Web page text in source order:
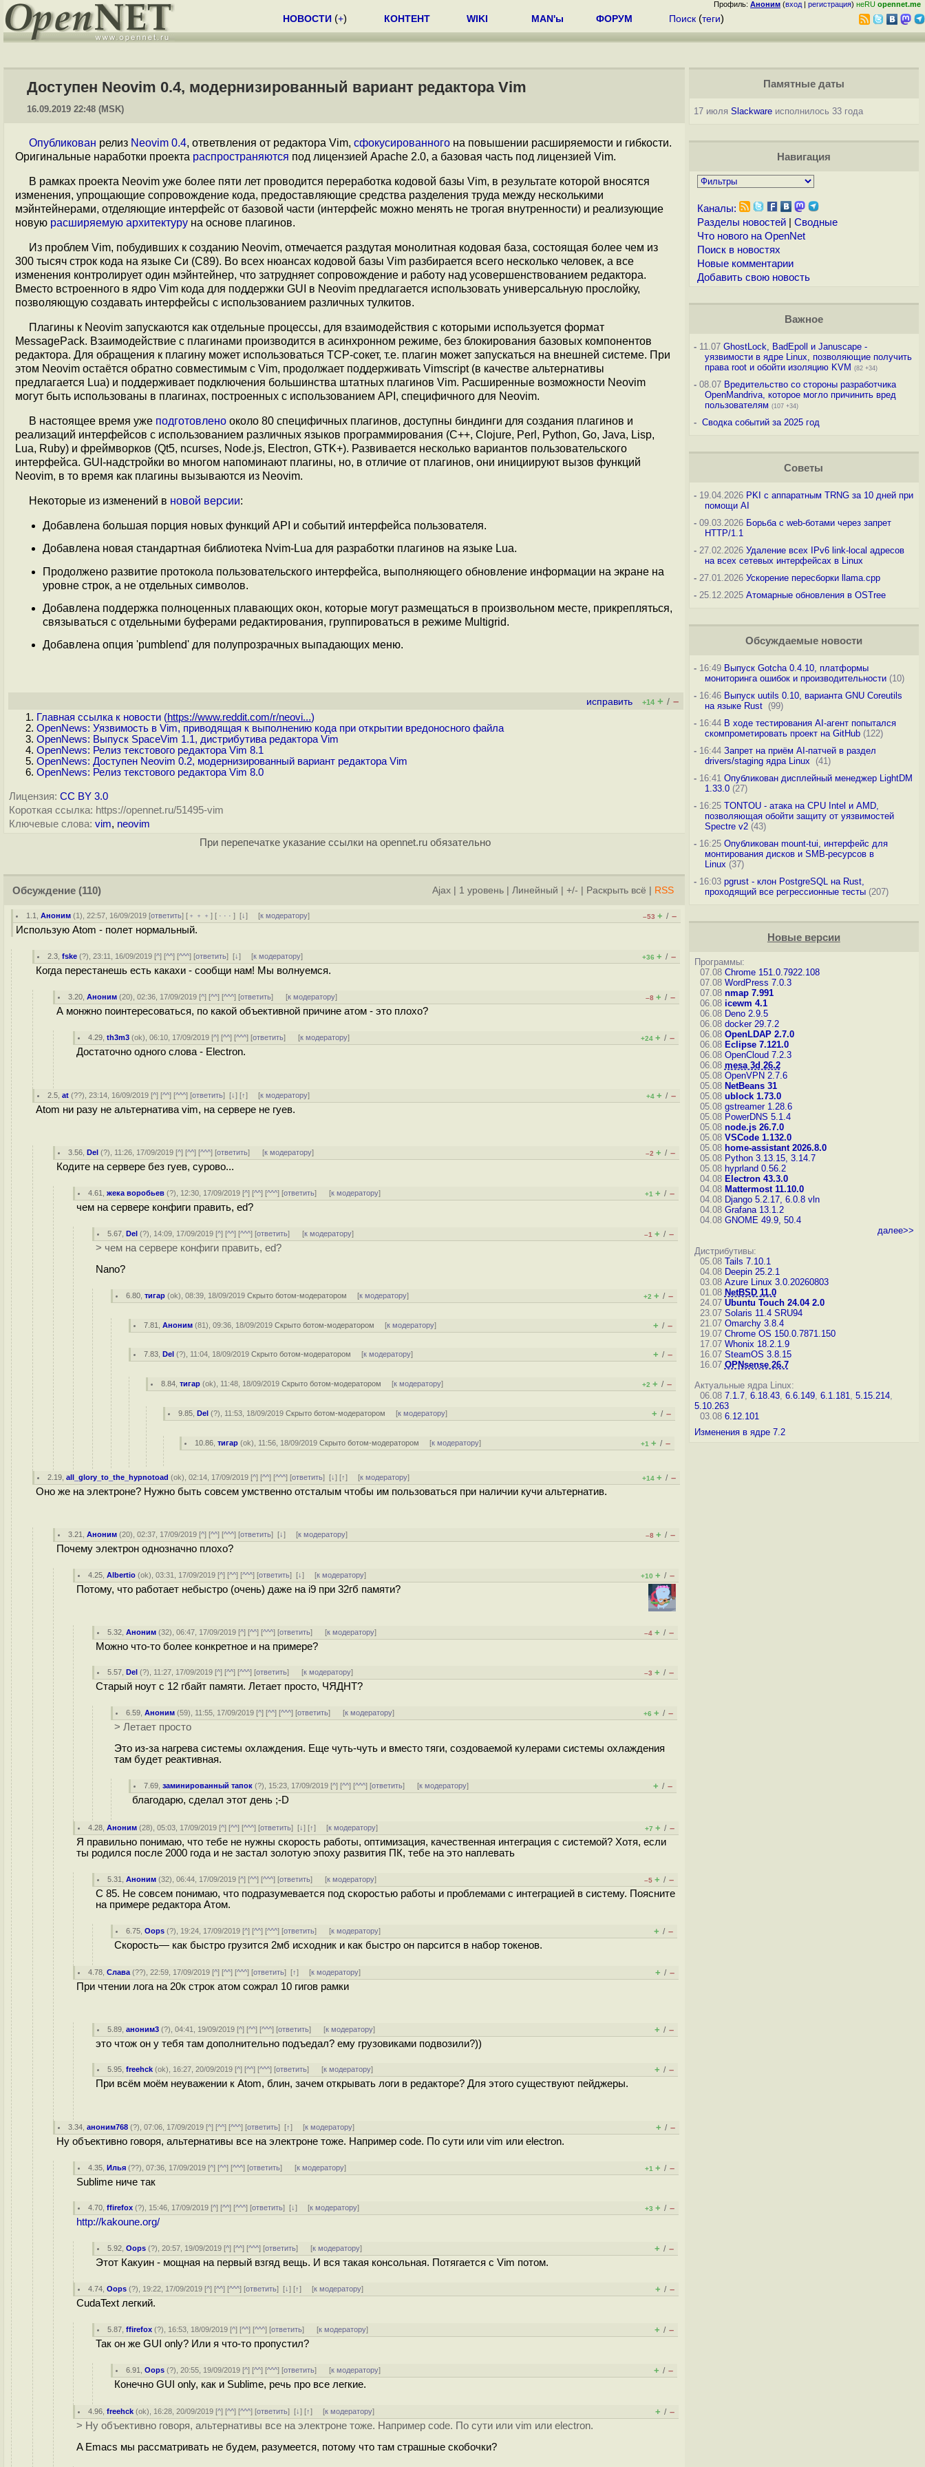
Профиль: Аноним (вход | регистрация) неRU opennet.me
НОВОСТИ (+) КОНТЕНТ WIKI MAN'ы ФОРУМ Поиск (теги)
Доступен Neovim 0.4, модернизированный вариант редактора Vim
16.09.2019 22:48 (MSK)
Опубликован релиз Neovim 0.4, ответвления от редактора Vim, сфокусированного на повышении расширяемости и гибкости.
Оригинальные наработки проекта распространяются под лицензией Apache 2.0, а базовая часть под лицензией Vim.
В рамках проекта Neovim уже более пяти лет проводится переработка кодовой базы Vim, в результате которой вносятся
изменения, упрощающие сопровождение кода, предоставляющие средства разделения труда между несколькими
мэйнтейнерами, отделяющие интерфейс от базовой части (интерфейс можно менять не трогая внутренности) и реализующие
новую расширяемую архитектуру на основе плагинов.
Из проблем Vim, побудивших к созданию Neovim, отмечается раздутая монолитная кодовая база, состоящая более чем из
300 тысяч строк кода на языке Си (C89). Во всех нюансах кодовой базы Vim разбирается всего несколько человек, а все
изменения контролирует один мэйнтейнер, что затрудняет сопровождение и работу над усовершенствованием редактора.
Вместо встроенного в ядро Vim кода для поддержки GUI в Neovim предлагается использовать универсальную прослойку,
позволяющую создавать интерфейсы с использованием различных тулкитов.
Плагины к Neovim запускаются как отдельные процессы, для взаимодействия с которыми используется формат
MessagePack. Взаимодействие с плагинами производится в асинхронном режиме, без блокирования базовых компонентов
редактора. Для обращения к плагину может использоваться TCP-сокет, т.е. плагин может запускаться на внешней системе. При
этом Neovim остаётся обратно совместимым с Vim, продолжает поддерживать Vimscript (в качестве альтернативы
предлагается Lua) и поддерживает подключения большинства штатных плагинов Vim. Расширенные возможности Neovim
могут быть использованы в плагинах, построенных с использованием API, специфичного для Neovim.
В настоящее время уже подготовлено около 80 специфичных плагинов, доступны биндинги для создания плагинов и
реализаций интерфейсов с использованием различных языков программирования (C++, Clojure, Perl, Python, Go, Java, Lisp,
Lua, Ruby) и фреймворков (Qt5, ncurses, Node.js, Electron, GTK+). Развивается несколько вариантов пользовательского
интерфейса. GUI-надстройки во многом напоминают плагины, но, в отличие от плагинов, они инициируют вызов функций
Neovim, в то время как плагины вызываются из Neovim.
Некоторые из изменений в новой версии:
Добавлена большая порция новых функций API и событий интерфейса пользователя.
Добавлена новая стандартная библиотека Nvim-Lua для разработки плагинов на языке Lua.
Продолжено развитие протокола пользовательского интерфейса, выполняющего обновление информации на экране на
уровне строк, а не отдельных символов.
Добавлена поддержка полноценных плавающих окон, которые могут размещаться в произвольном месте, прикрепляться,
связываться с отдельными буферами редактирования, группироваться в режиме Multigrid.
Добавлена опция 'pumblend' для полупрозрачных выпадающих меню.
исправить +14 + / –
Главная ссылка к новости (https://www.reddit.com/r/neovi...)
OpenNews: Уязвимость в Vim, приводящая к выполнению кода при открытии вредоносного файла
OpenNews: Выпуск SpaceVim 1.1, дистрибутива редактора Vim
OpenNews: Релиз текстового редактора Vim 8.1
OpenNews: Доступен Neovim 0.2, модернизированный вариант редактора Vim
OpenNews: Релиз текстового редактора Vim 8.0
Лицензия: CC BY 3.0
Короткая ссылка: https://opennet.ru/51495-vim
Ключевые слова: vim, neovim
При перепечатке указание ссылки на opennet.ru обязательно
Обсуждение (110) Ajax 1 уровень Линейный +/- Раскрыть всё RSS
1.1 ,Аноним (1), 22:57, 16/09/2019 [ответить] [ ﹢﹢﹢] [ · · ·][↓] [к модератору] –53 + / –
Использую Atom - полет нормальный.
2.3 ,fske (?), 23:11, 16/09/2019 [^] [^^] [^^^] [ответить][↓] [к модератору] +36 + / –
Когда перестанешь есть какахи - сообщи нам! Мы волнуемся.
3.20 ,Аноним (20), 02:36, 17/09/2019 [^] [^^] [^^^] [ответить] [к модератору] –8 + / –
А монжно поинтересоваться, по какой объективной причине атом - это плохо?
4.29 ,th3m3 (ok), 06:10, 17/09/2019 [^] [^^] [^^^] [ответить] [к модератору] +24 + / –
Достаточно одного слова - Electron.
2.5 ,at (??), 23:14, 16/09/2019 [^] [^^] [^^^] [ответить][↓] [↑] [к модератору] +4 + / –
Atom ни разу не альтернатива vim, на сервере не гуев.
3.56 ,Del (?), 11:26, 17/09/2019 [^] [^^] [^^^] [ответить] [к модератору] –2 + / –
Кодите на сервере без гуев, сурово...
4.61 ,жека воробьев (?), 12:30, 17/09/2019 [^] [^^] [^^^] [ответить] [к модератору] +1 + / –
чем на сервере конфиги править, ed?
5.67 ,Del (?), 14:09, 17/09/2019 [^] [^^] [^^^] [ответить] [к модератору] –1 + / –
> чем на сервере конфиги править, ed?
Nano?
6.80 ,тигар (ok), 08:39, 18/09/2019Скрыто ботом-модератором [к модератору] +2 + / –
7.81 ,Аноним (81), 09:36, 18/09/2019Скрыто ботом-модератором [к модератору] + / –
7.83 ,Del (?), 11:04, 18/09/2019Скрыто ботом-модератором [к модератору] + / –
8.84 ,тигар (ok), 11:48, 18/09/2019Скрыто ботом-модератором [к модератору] +2 + / –
9.85 ,Del (?), 11:53, 18/09/2019Скрыто ботом-модератором [к модератору] + / –
10.86 ,тигар (ok), 11:56, 18/09/2019Скрыто ботом-модератором [к модератору] +1 + / –
2.19 ,all_glory_to_the_hypnotoad (ok), 02:14, 17/09/2019 [^] [^^] [^^^] [ответить][↓] [↑] [к модератору] +14 + / –
Оно же на электроне? Нужно быть совсем умственно отсталым чтобы им пользоваться при наличии кучи альтернатив.
3.21 ,Аноним (20), 02:37, 17/09/2019 [^] [^^] [^^^] [ответить][↓] [к модератору] –8 + / –
Почему электрон однозначно плохо?
4.25 ,Albertio (ok), 03:31, 17/09/2019 [^] [^^] [^^^] [ответить][↓] [к модератору] +10 + / –
Потому, что работает небыстро (очень) даже на i9 при 32гб памяти?
5.32 ,Аноним (32), 06:47, 17/09/2019 [^] [^^] [^^^] [ответить] [к модератору] –4 + / –
Можно что-то более конкретное и на примере?
5.57 ,Del (?), 11:27, 17/09/2019 [^] [^^] [^^^] [ответить] [к модератору] –3 + / –
Старый ноут с 12 гбайт памяти. Летает просто, ЧЯДНТ?
6.59 ,Аноним (59), 11:55, 17/09/2019 [^] [^^] [^^^] [ответить] [к модератору] +6 + / –
> Летает просто
Это из-за нагрева системы охлаждения. Еще чуть-чуть и вместо тяги, создоваемой кулерами системы охлаждения
там будет реактивная.
7.69 ,заминированный тапок (?), 15:23, 17/09/2019 [^] [^^] [^^^] [ответить] [к модератору] + / –
благодарю, сделал этот день ;-D
4.28 ,Аноним (28), 05:03, 17/09/2019 [^] [^^] [^^^] [ответить][↓] [↑] [к модератору] +7 + / –
Я правильно понимаю, что тебе не нужны скорость работы, оптимизация, качественная интеграция с системой? Хотя, если
ты родился после 2000 года и не застал золотую эпоху развития ПК, тебе на это наплевать
5.31 ,Аноним (32), 06:44, 17/09/2019 [^] [^^] [^^^] [ответить] [к модератору] –5 + / –
С 85. Не совсем понимаю, что подразумевается под скоростью работы и проблемами с интеграцией в систему. Поясните
на примере редактора Атом.
6.75 ,Oops (?), 19:24, 17/09/2019 [^] [^^] [^^^] [ответить] [к модератору] + / –
Скорость— как быстро грузится 2мб исходник и как быстро он парсится в набор токенов.
4.78 ,Слава (??), 22:59, 17/09/2019 [^] [^^] [^^^] [ответить][↑] [к модератору] + / –
При чтении лога на 20к строк атом сожрал 10 гигов рамки
5.89 ,аноним3 (?), 04:41, 19/09/2019 [^] [^^] [^^^] [ответить] [к модератору] + / –
это чтож он у тебя там дополнительно подъедал? ему грузовиками подвозили?))
5.95 ,freehck (ok), 16:27, 20/09/2019 [^] [^^] [^^^] [ответить] [к модератору] + / –
При всём моём неуважении к Atom, блин, зачем открывать логи в редакторе? Для этого существуют пейджеры.
3.34 ,аноним768 (?), 07:06, 17/09/2019 [^] [^^] [^^^] [ответить][↑] [к модератору] + / –
Ну объективно говоря, альтернативы все на электроне тоже. Например code. По сути или vim или electron.
4.35 ,Илья (??), 07:36, 17/09/2019 [^] [^^] [^^^] [ответить] [к модератору] +1 + / –
Sublime ниче так
4.70 ,ffirefox (?), 15:46, 17/09/2019 [^] [^^] [^^^] [ответить][↓] [к модератору] +3 + / –
http://kakoune.org/
5.92 ,Oops (?), 20:57, 19/09/2019 [^] [^^] [^^^] [ответить] [к модератору] + / –
Этот Какуин - мощная на первый взгяд вещь. И вся такая консольная. Потягается с Vim потом.
4.74 ,Oops (?), 19:22, 17/09/2019 [^] [^^] [^^^] [ответить][↓] [↑] [к модератору] + / –
CudaText легкий.
5.87 ,ffirefox (?), 16:53, 18/09/2019 [^] [^^] [^^^] [ответить] [к модератору] + / –
Так он же GUI only? Или я что-то пропустил?
6.91 ,Oops (?), 20:55, 19/09/2019 [^] [^^] [^^^] [ответить] [к модератору] + / –
Конечно GUI only, как и Sublime, речь про все легкие.
4.96 ,freehck (ok), 16:28, 20/09/2019 [^] [^^] [^^^] [ответить][↓] [↑] [к модератору] + / –
> Ну объективно говоря, альтернативы все на электроне тоже. Например code. По сути или vim или electron.
A Emacs мы рассматривать не будем, разумеется, потому что там страшные скобочки?
Памятные даты
17 июля Slackwareисполнилось 33 года
Навигация
Каналы:
Разделы новостей| Сводные
Что нового на OpenNet
Поиск в новостях
Новые комментарии
Добавить свою новость
Важное
-11.07 GhostLock, BadEpoll и Januscape -
уязвимости в ядре Linux, позволяющие получить
права root и обойти изоляцию KVM (82 +34)
-08.07 Вредительство со стороны разработчика
OpenMandriva, которое могло причинить вред
пользователям (107 +34)
- Сводка событий за 2025 год
Советы
-19.04.2026 PKI с аппаратным TRNG за 10 дней при
помощи AI
-09.03.2026 Борьба с web-ботами через запрет
HTTP/1.1
-27.02.2026 Удаление всех IPv6 link-local адресов
на всех сетевых интерфейсах в Linux
-27.01.2026 Ускорение пересборки llama.cpp
-25.12.2025 Атомарные обновления в OSTree
Обсуждаемые новости
-16:49 Выпуск Gotcha 0.4.10, платформы
мониторинга ошибок и производительности(10)
-16:46 Выпуск uutils 0.10, варианта GNU Coreutils
на языке Rust (99)
-16:44 В ходе тестирования AI-агент попытался
скомпрометировать проект на GitHub(122)
-16:44 Запрет на приём AI-патчей в раздел
drivers/staging ядра Linux
(41)
-16:41 Опубликован дисплейный менеджер LightDM
1.33.0(27)
-16:25 TONTOU - атака на CPU Intel и AMD,
позволяющая обойти защиту от уязвимостей
Spectre v2(43)
-16:25 Опубликован mount-tui, интерфейс для
монтирования дисков и SMB-ресурсов в
Linux (37)
-16:03 pgrust - клон PostgreSQL на Rust,
проходящий все регрессионные тесты(207)
Новые версии
Программы:
07.08 Chrome 151.0.7922.108
07.08 WordPress 7.0.3
07.08 nmap 7.991
06.08 icewm 4.1
06.08 Deno 2.9.5
06.08 docker 29.7.2
06.08 OpenLDAP 2.7.0
06.08 Eclipse 7.121.0
06.08 OpenCloud 7.2.3
06.08 mesa 3d 26.2
05.08 OpenVPN 2.7.6
05.08 NetBeans 31
05.08 ublock 1.73.0
05.08 gstreamer 1.28.6
05.08 PowerDNS 5.1.4
05.08 node.js 26.7.0
05.08 VSCode 1.132.0
05.08 home-assistant 2026.8.0
05.08 Python 3.13.15, 3.14.7
05.08 hyprland 0.56.2
04.08 Electron 43.3.0
04.08 Mattermost 11.10.0
04.08 Django 5.2.17, 6.0.8 vln
04.08 Grafana 13.1.2
04.08 GNOME 49.9, 50.4
далее>>
Дистрибутивы:
05.08 Tails 7.10.1
04.08 Deepin 25.2.1
03.08 Azure Linux 3.0.20260803
01.08 NetBSD 11.0
24.07 Ubuntu Touch 24.04 2.0
23.07 Solaris 11.4 SRU94
21.07 Omarchy 3.8.4
19.07 Chrome OS 150.0.7871.150
17.07 Whonix 18.2.1.9
16.07 SteamOS 3.8.15
16.07 OPNsense 26.7
Актуальные ядра Linux:
06.08 7.1.7, 6.18.43, 6.6.149, 6.1.181, 5.15.214,
5.10.263
03.08 6.12.101
Изменения в ядре 7.2